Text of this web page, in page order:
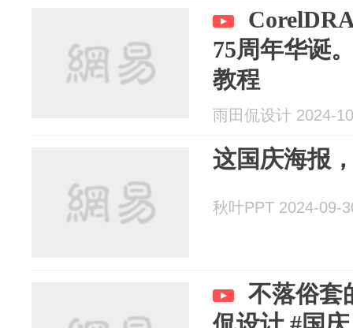
75周年华诞
教程
雨田侃设计 2024-
这国庆海报
秋叶PPT 2024-09-
不落俗套的